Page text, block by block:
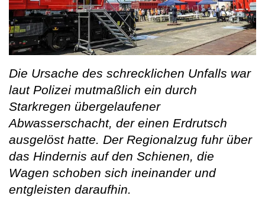
Die Ursache des schrecklichen Unfalls war
laut Polizei mutmaßlich ein durch
Starkregen übergelaufener
Abwasserschacht, der einen Erdrutsch
ausgelöst hatte. Der Regionalzug fuhr über
das Hindernis auf den Schienen, die
Wagen schoben sich ineinander und
entgleisten daraufhin.